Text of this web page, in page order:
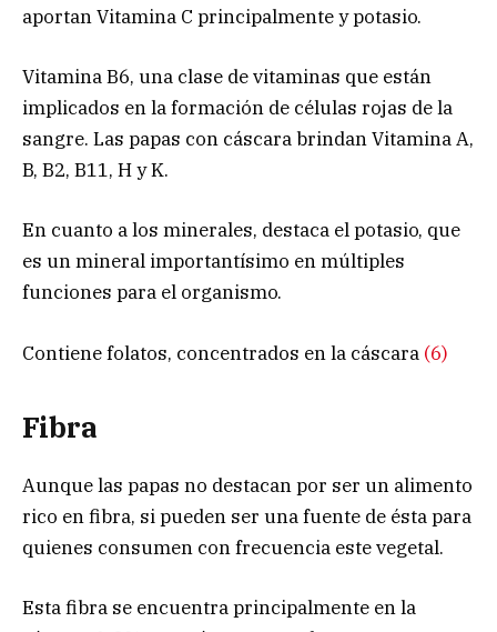
aportan Vitamina C principalmente y potasio.
Vitamina B6, una clase de vitaminas que están
implicados en la formación de células rojas de la
sangre. Las papas con cáscara brindan Vitamina A,
B, B2, B11, H y K.
En cuanto a los minerales, destaca el potasio, que
es un mineral importantísimo en múltiples
funciones para el organismo.
Contiene folatos, concentrados en la cáscara (6)
Fibra
Aunque las papas no destacan por ser un alimento
rico en fibra, si pueden ser una fuente de ésta para
quienes consumen con frecuencia este vegetal.
Esta fibra se encuentra principalmente en la